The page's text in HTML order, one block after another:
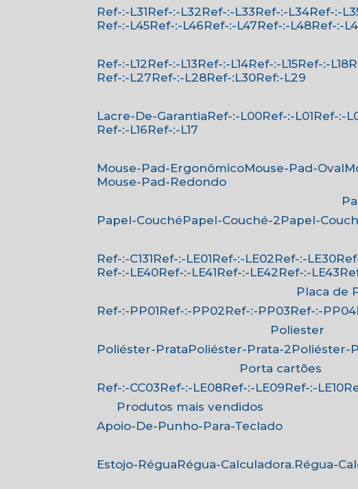
Ref-:-L31
Ref-:-L32 Ref-:-L33 Ref-:-L34 Ref-:-
Ref-:-L45
Ref-:-L46 Ref-:-L47 Ref-:-L48 Ref-:-
Ref-:-L12
Ref-:-L13 Ref-:-L14 Ref-:-L15 Ref-:-L18
Ref-:-L27
Ref-:-L28 Ref-:L30
Ref:-L29
Lacre-De-Garantia
Ref-:-L00 Ref-:-L01 Ref-:-
Ref-:-L16
Ref-:-L17
Mouse-Pad-Ergonômico
Mouse-Pad-Oval
Mouse-Pad-Redondo
Papel-Couché
Papel-Couché-2 Papel-
Ref-:-C131
Ref-:-LE01 Ref-:-LE02 Ref-:-LE30
Ref-:-LE40
Ref-:-LE41 Ref-:-LE42 Ref-:-LE43
Placa
Ref-:-PP01
Ref-:-PP02 Ref-:-PP03 Ref-:-PP04
Poliester
Poliéster-Prata
Poliéster-Prata-2 Poliéster-
Porta cartões
Ref-:-CC03
Ref-:-LE08 Ref-:-LE09 Ref-:-LE10
Produtos mais vendidos
Apoio-De-Punho-Para-Teclado
Estojo-Régua
Régua-Calculadora. Régua-